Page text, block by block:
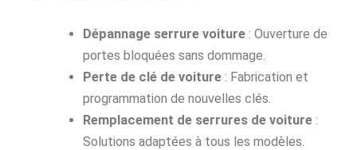
Dépannage serrure voiture : Ouverture de
portes bloquées sans dommage.
Perte de clé de voiture : Fabrication et
programmation de nouvelles clés.
Remplacement de serrures de voiture :
Solutions adaptées à tous les modèles.